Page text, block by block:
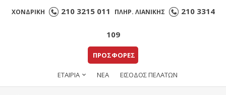
ΧΟΝΔΡΙΚΗ 210 3215 011 ΠΛΗΡ. ΛΙΑΝΙΚΗΣ 210 3314
109
ΠΡΟΣΦΟΡΕΣ
ΕΤΑΙΡΙΑ ΝΕΑ ΕΙΣΟΔΟΣ ΠΕΛΑΤΩΝ